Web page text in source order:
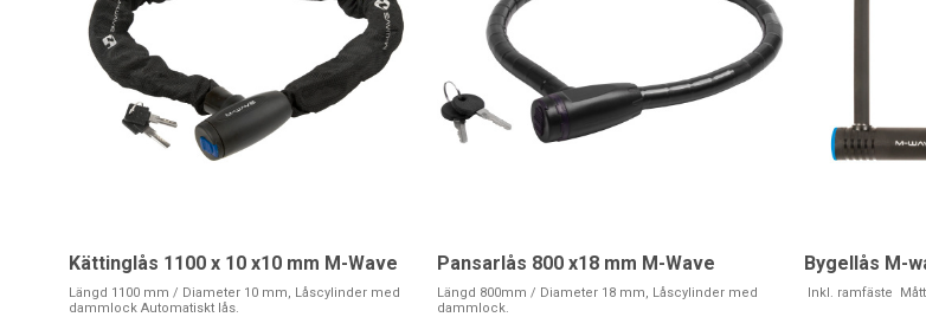
Kättinglås 1100 x 10 x10 mm M-Wave
Längd 1100 mm / Diameter 10 mm, Låscylinder med
dammlock Automatiskt lås.
Pansarlås 800 x18 mm M-Wave
Längd 800mm / Diameter 18 mm, Låscylinder med
dammlock.
Bygellås M-
Inkl. ramfäste